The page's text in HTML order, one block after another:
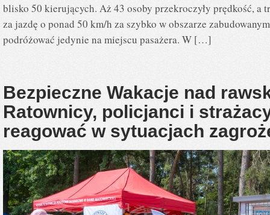
blisko 50 kierujących. Aż 43 osoby przekroczyły prędkość, a
za jazdę o ponad 50 km/h za szybko w obszarze
podróżować jedynie na miejscu pasażera. W […]
Bezpieczne Wakacje nad
Ratownicy, policjanci i
reagować w sytuacjach